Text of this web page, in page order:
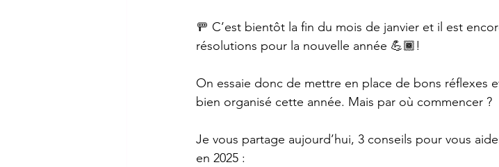
🚥 C’est bientôt la fin du mois de janvier et il est
résolutions pour la nouvelle année 💪🏾!
On essaie donc de mettre en place de bons réflexes
bien organisé cette année. Mais par où commencer ?
Je vous partage aujourd’hui, 3 conseils pour vous
en 2025 :